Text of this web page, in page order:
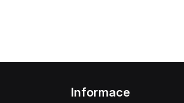
Informace